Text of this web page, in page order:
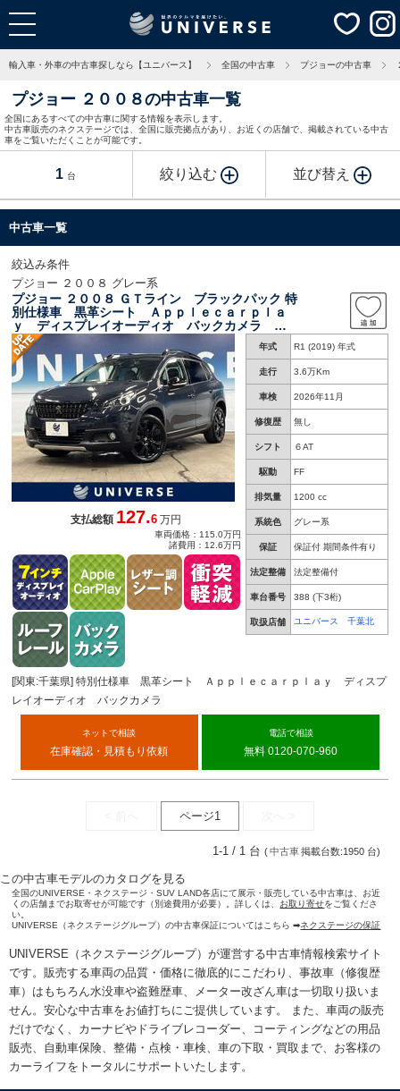
輸入車・外車の中古車探しなら【ユニバース】 全国の中古車 プジョーの中古車
プジョー ２００８の中古車一覧
全国にあるすべての中古車に関する情報を表示します。
中古車販売のネクステージでは、全国に販売拠点があり、お近くの店舗で、掲載されている中古
車をご覧いただくことが可能です。
1 台 絞り込む 並び替え
中古車一覧
絞込み条件
プジョー ２００８ グレー系
プジョー ２００８ ＧＴライン ブラックパック 特
別仕様車 黒革シート Ａｐｐｌｅｃａｒｐｌａ
ｙ ディスプレイオーディオ バックカメラ 衝
突軽減ブレーキ シートヒーター 純正１７イン
チ黒塗装アルミ デュアルオートエアコン ＨＩ
Ｄヘッドライト ＥＴＣ
年式 R1 (2019) 年式
走行 3.6万Km
車検 2026年11月
修復歴 無し
シフト ６AT
駆動 FF
排気量 1200 cc
系統色 グレー系
保証 保証付 期間条件有り
法定整備 法定整備付
車台番号 388 (下3桁)
取扱店舗 ユニバース 千葉北
支払総額127.6 万円
車両価格：115.0万円
諸費用：12.6万円
[関東:千葉県] 特別仕様車 黒革シート Ａｐｐｌｅｃａｒｐｌａｙ ディスプ
レイオーディオ バックカメラ
ネットで相談
在庫確認・見積もり依頼
電話で相談
無料 0120-070-960
ページ1
1-1 / 1 台 (中古車掲載台数:1950 台)
この中古車モデルのカタログを見る
全国のUNIVERSE・ネクステージ・SUV LAND各店にて展示・販売している中古車は、お近
くの店舗までお取寄せが可能です（別途費用が必要）。詳しくは、 お取り寄せをご覧くださ
い。
UNIVERSE（ネクステージグループ）の中古車保証についてはこちら ➡ネクステージの保証
UNIVERSE（ネクステージグループ）が運営する中古車情報検索サイト
です。販売する車両の品質・価格に徹底的にこだわり、事故車（修復歴
車）はもちろん水没車や盗難歴車、メーター改ざん車は一切取り扱いま
せん。安心な中古車をお値打ちにご提供しています。 また、車両の販売
だけでなく、カーナビやドライブレコーダー、コーティングなどの用品
販売、自動車保険、整備・点検・車検、車の下取・買取まで、お客様の
カーライフをトータルにサポートいたします。